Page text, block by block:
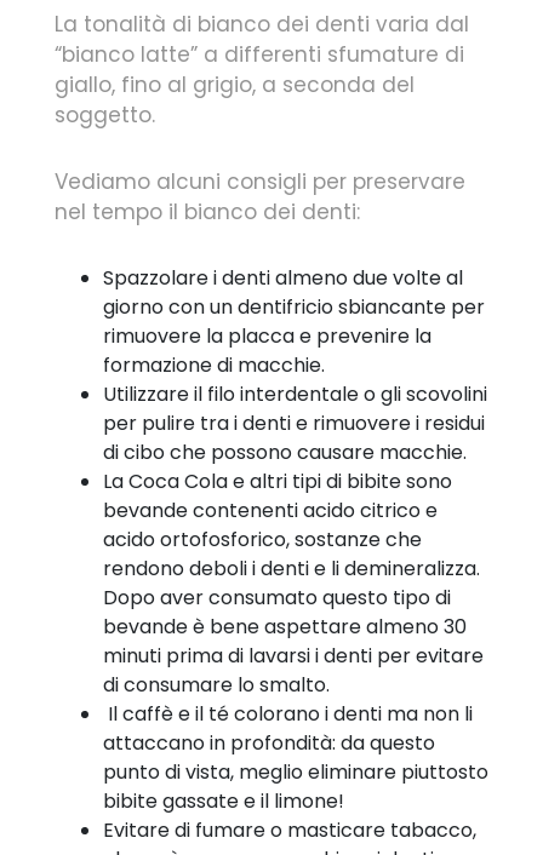
La tonalità di bianco dei denti varia dal
“bianco latte” a differenti sfumature di
giallo, fino al grigio, a seconda del
soggetto.
Vediamo alcuni consigli per preservare
nel tempo il bianco dei denti:
Spazzolare i denti almeno due volte al
giorno con un dentifricio sbiancante per
rimuovere la placca e prevenire la
formazione di macchie.
Utilizzare il filo interdentale o gli scovolini
per pulire tra i denti e rimuovere i residui
di cibo che possono causare macchie.
La Coca Cola e altri tipi di bibite sono
bevande contenenti acido citrico e
acido ortofosforico, sostanze che
rendono deboli i denti e li demineralizza.
Dopo aver consumato questo tipo di
bevande è bene aspettare almeno 30
minuti prima di lavarsi i denti per evitare
di consumare lo smalto.
Il caffè e il té colorano i denti ma non li
attaccano in profondità: da questo
punto di vista, meglio eliminare piuttosto
bibite gassate e il limone!
Evitare di fumare o masticare tabacco,